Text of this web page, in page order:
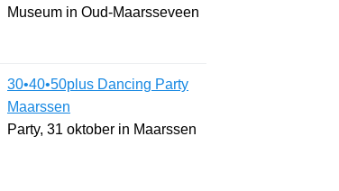
Museum in Oud-Maarsseveen
30•40•50plus Dancing Party
Maarssen
Party, 31 oktober in Maarssen